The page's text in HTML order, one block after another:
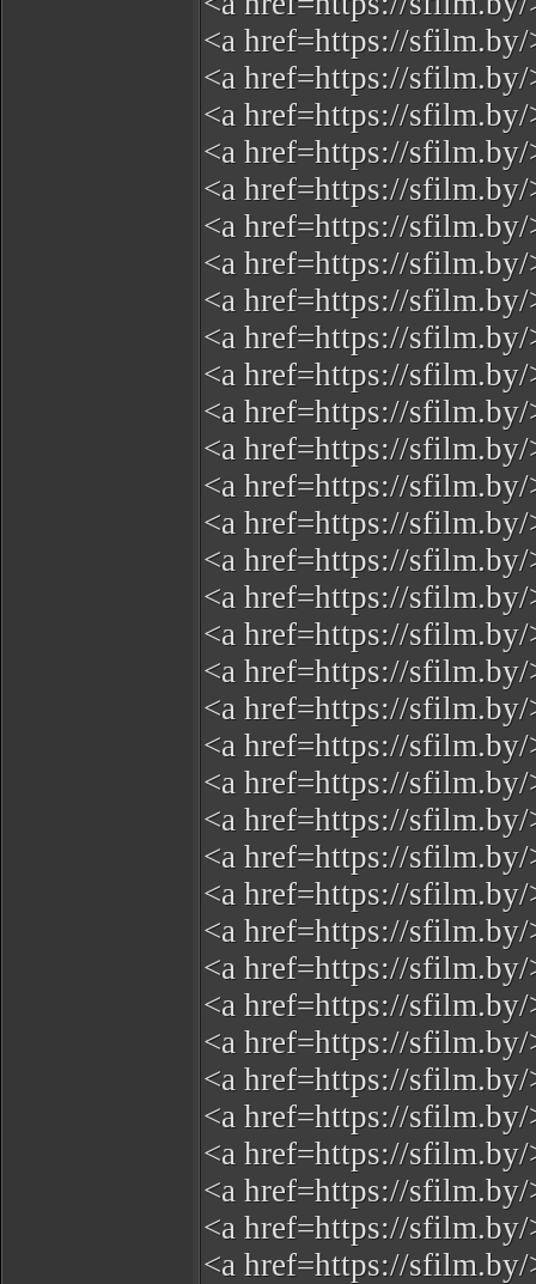
<a href=https://sfilm.by/
<a href=https://sfilm.by/
<a href=https://sfilm.by/
<a href=https://sfilm.by/
<a href=https://sfilm.by/
<a href=https://sfilm.by/
<a href=https://sfilm.by/
<a href=https://sfilm.by/
<a href=https://sfilm.by/
<a href=https://sfilm.by/
<a href=https://sfilm.by/
<a href=https://sfilm.by/
<a href=https://sfilm.by/
<a href=https://sfilm.by/
<a href=https://sfilm.by/
<a href=https://sfilm.by/
<a href=https://sfilm.by/
<a href=https://sfilm.by/
<a href=https://sfilm.by/
<a href=https://sfilm.by/
<a href=https://sfilm.by/
<a href=https://sfilm.by/
<a href=https://sfilm.by/
<a href=https://sfilm.by/
<a href=https://sfilm.by/
<a href=https://sfilm.by/
<a href=https://sfilm.by/
<a href=https://sfilm.by/
<a href=https://sfilm.by/
<a href=https://sfilm.by/
<a href=https://sfilm.by/
<a href=https://sfilm.by/
<a href=https://sfilm.by/
<a href=https://sfilm.by/